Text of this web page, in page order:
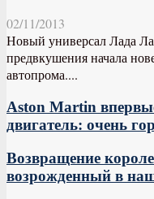
02/11/2013
Новый универсал Лада
предвкушения начала
автопрома....
Aston Martin
двигатель: очень
Возвращение
возрожденный в